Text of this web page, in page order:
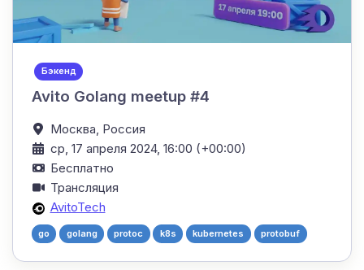
Бэкенд
Avito Golang meetup #4
Москва, Россия
ср, 17 апреля 2024, 16:00 (+00:00)
Бесплатно
Трансляция
AvitoTech
go golang protoc k8s kubernetes protobuf